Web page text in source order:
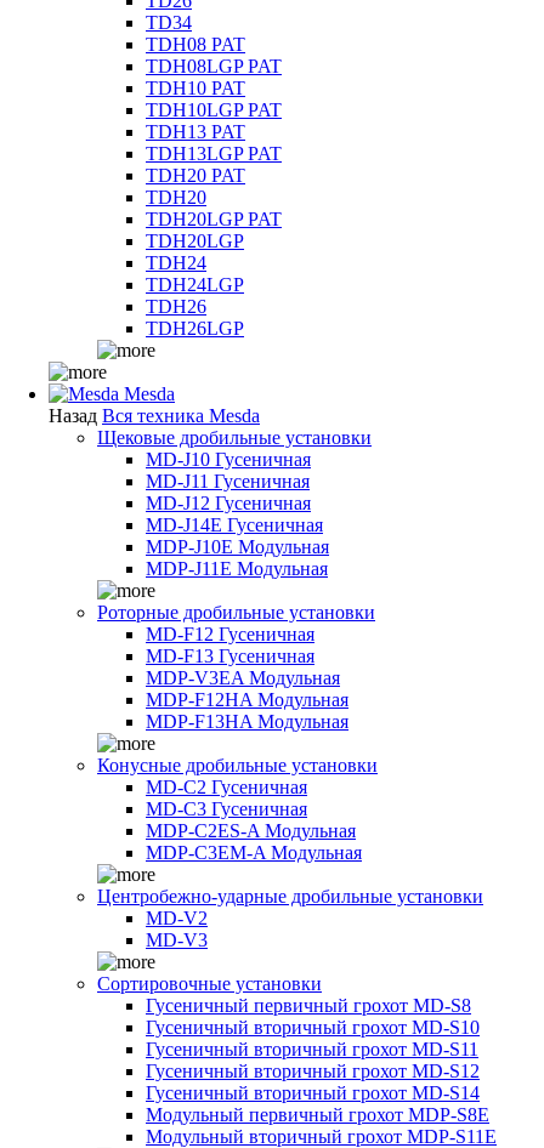
TD34
TDH08 PAT
TDH08LGP PAT
TDH10 PAT
TDH10LGP PAT
TDH13 PAT
TDH13LGP PAT
TDH20 PAT
TDH20
TDH20LGP PAT
TDH20LGP
TDH24
TDH24LGP
TDH26
TDH26LGP
Mesda
Назад Вся техника Mesda
Щековые дробильные установки
MD-J10 Гусеничная
MD-J11 Гусеничная
MD-J12 Гусеничная
MD-J14E Гусеничная
MDP-J10E Модульная
MDP-J11E Модульная
Роторные дробильные установки
MD-F12 Гусеничная
MD-F13 Гусеничная
MDP-V3EA Модульная
MDP-F12HA Модульная
MDP-F13HA Модульная
Конусные дробильные установки
MD-C2 Гусеничная
MD-C3 Гусеничная
MDP-C2ES-A Модульная
MDP-C3EM-A Модульная
Центробежно-ударные дробильные установки
MD-V2
MD-V3
Сортировочные установки
Гусеничный первичный грохот MD-S8
Гусеничный вторичный грохот MD-S10
Гусеничный вторичный грохот MD-S11
Гусеничный вторичный грохот MD-S12
Гусеничный вторичный грохот MD-S14
Модульный первичный грохот MDP-S8E
Модульный вторичный грохот MDP-S11E